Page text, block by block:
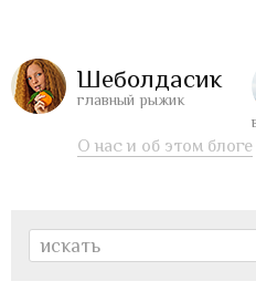
Шеболдасик
главный рыжик
О нас и об этом блоге